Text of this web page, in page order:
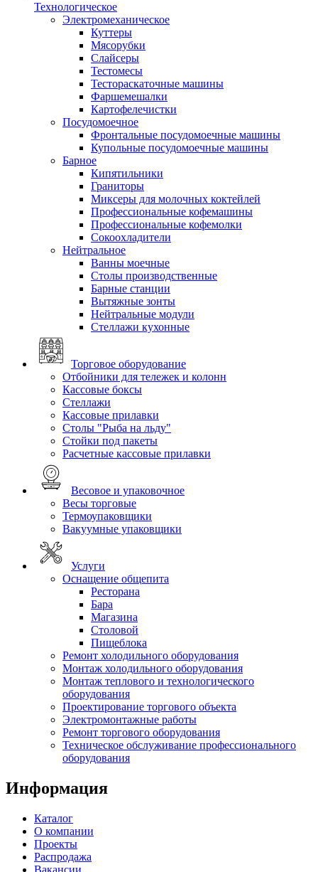
Технологическое
Электромеханическое
Куттеры
Мясорубки
Слайсеры
Тестомесы
Тестораскаточные машины
Фаршемешалки
Картофелечистки
Посудомоечное
Фронтальные посудомоечные машины
Купольные посудомоечные машины
Барное
Кипятильники
Граниторы
Миксеры для молочных коктейлей
Профессиональные кофемашины
Профессиональные кофемолки
Сокоохладители
Нейтральное
Ванны моечные
Столы производственные
Барные станции
Вытяжные зонты
Нейтральные модули
Стеллажи кухонные
Торговое оборудование
Отбойники для тележек и колонн
Кассовые боксы
Стеллажи
Кассовые прилавки
Столы "Рыба на льду"
Стойки под пакеты
Расчетные кассовые прилавки
Весовое и упаковочное
Весы торговые
Термоупаковщики
Вакуумные упаковщики
Услуги
Оснащение общепита
Ресторана
Бара
Магазина
Столовой
Пищеблока
Ремонт холодильного оборудования
Монтаж холодильного оборудования
Монтаж теплового и технологического
оборудования
Проектирование торгового объекта
Электромонтажные работы
Ремонт торгового оборудования
Техническое обслуживание профессионального
оборудования
Информация
Каталог
О компании
Проекты
Распродажа
Вакансии